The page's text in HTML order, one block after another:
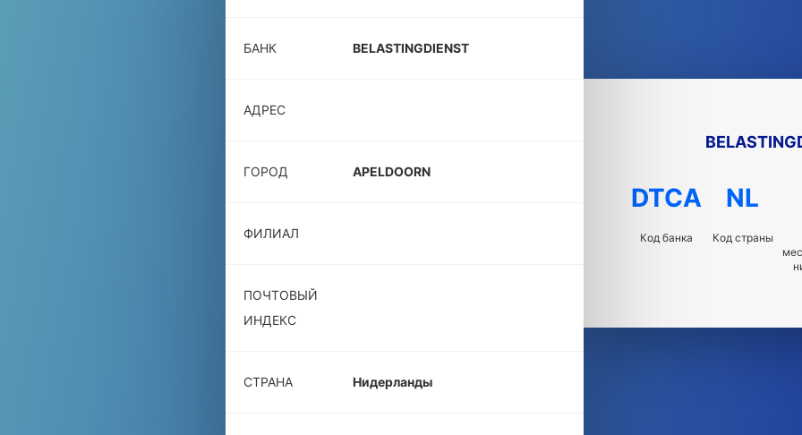
БАНК BELASTINGDIENST
АДРЕС
ГОРОД APELDOORN
ФИЛИАЛ
ПОЧТОВЫЙ
ИНДЕКС
СТРАНА Нидерланды
DTCA
Код банка
NL
Код страны